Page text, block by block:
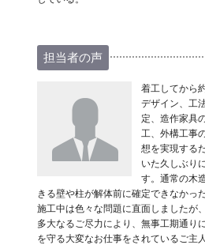
担当者の声
着工してから
デザイン、工
定、造作家具
工、外構工事
想を実現する
いた久しぶり
す。通常の木
きる壁や柱が解体前に確定できなかっ
施工中は色々な問題に直面しましたが
多大なるご尽力により、無事工期通り
を守る大変なお仕事をされているご主